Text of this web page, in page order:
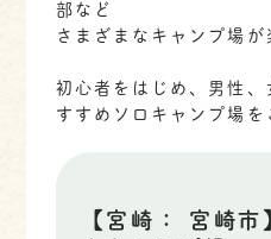
部など
さまざまなキャンプ場が
初心者をはじめ、男性
すすめソロキャンプ場を
【宮崎： 宮崎